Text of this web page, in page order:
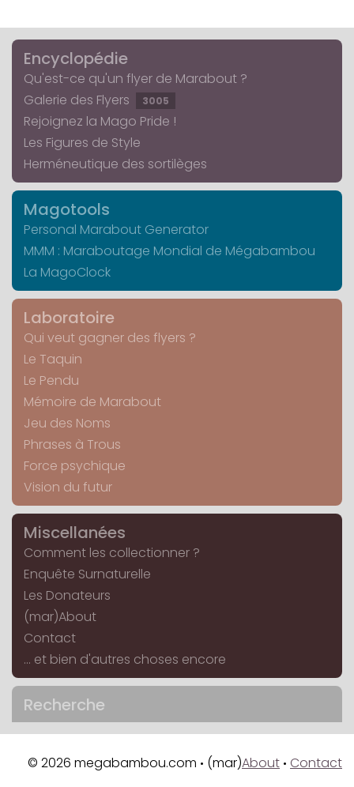
Encyclopédie
Qu'est-ce qu'un flyer de Marabout ?
Galerie des Flyers
3005
Rejoignez la Mago Pride !
Les Figures de Style
Herméneutique des sortilèges
Magotools
Personal Marabout Generator
MMM : Maraboutage Mondial de Mégabambou
La MagoClock
Laboratoire
Qui veut gagner des flyers ?
Le Taquin
Le Pendu
Mémoire de Marabout
Jeu des Noms
Phrases à Trous
Force psychique
Vision du futur
Miscellanées
Comment les collectionner ?
Enquête Surnaturelle
Les Donateurs
(mar)About
Contact
... et bien d'autres choses encore
Recherche
© 2026 megabambou.com • (mar)About • Contact